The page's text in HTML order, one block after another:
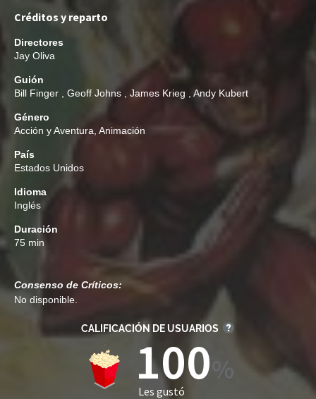
Créditos y reparto
Directores
Jay Oliva
Guión
Bill Finger
Geoff Johns James Krieg Andy Kubert
Género
Acción y Aventura Animación
País
Estados Unidos
Idioma
Inglés
Duración
75 min
Consenso de Críticos:
No disponible.
CALIFICACIÓN DE USUARIOS
100
Les gustó